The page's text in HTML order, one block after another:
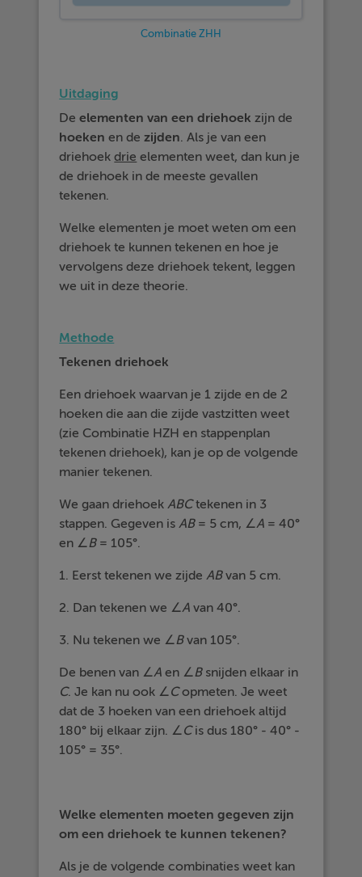
Combinatie ZHH
Uitdaging
Deelementen van een driehoek zijn de
hoeken en dezijden. Als je van een
driehoekdrie elementen weet, dan kun je
de driehoek in de meeste gevallen
tekenen.
Welke elementen je moet weten om een
driehoek te kunnen tekenen en hoe je
vervolgens deze driehoek tekent, leggen
we uit in deze theorie.
Methode
Tekenen driehoek
Een driehoek waarvan je 1 zijde en de 2
hoeken die aan die zijde vastzitten weet
(zie Combinatie HZH en stappenplan
tekenen driehoek), kan je op de volgende
manier tekenen.
We gaan driehoekABCtekenen in 3
stappen. Gegeven isAB= 5 cm, ∠A = 40°
en ∠B= 105°.
1. Eerst tekenen we zijdeABvan 5 cm.
2. Dan tekenen we ∠A van 40°.
3. Nu tekenen we ∠Bvan 105°.
De benen van ∠A en ∠Bsnijden elkaar in
C. Je kan nu ook ∠Copmeten. Je weet
dat de 3 hoeken van een driehoek altijd
180° bij elkaar zijn. ∠Cis dus 180° - 40° -
105° = 35°.
Welke elementen moeten gegeven zijn
om een driehoek te kunnen tekenen?
Als je de volgende combinaties weet kan